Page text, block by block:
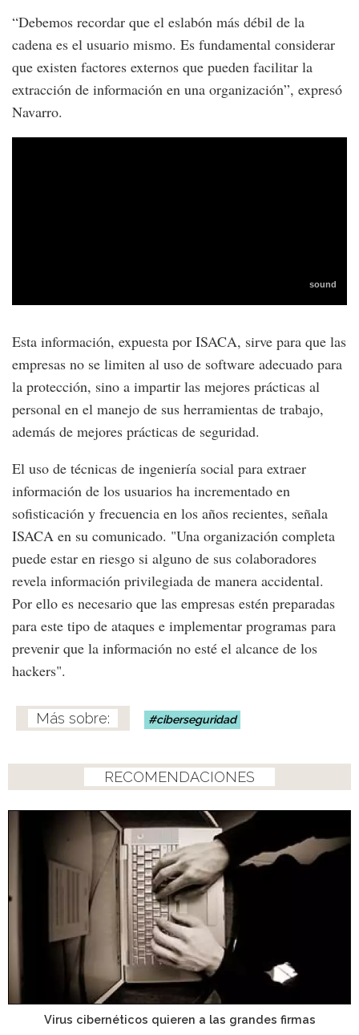
“Debemos recordar que el eslabón más débil de la
cadena es el usuario mismo. Es fundamental considerar
que existen factores externos que pueden facilitar la
extracción de información en una organización”, expresó
Navarro.
Esta información, expuesta por ISACA, sirve para que las
empresas no se limiten al uso de software adecuado para
la protección, sino a impartir las mejores prácticas al
personal en el manejo de sus herramientas de trabajo,
además de mejores prácticas de seguridad.
El uso de técnicas de ingeniería social para extraer
información de los usuarios ha incrementado en
sofisticación y frecuencia en los años recientes, señala
ISACA en su comunicado. "Una organización completa
puede estar en riesgo si alguno de sus colaboradores
revela información privilegiada de manera accidental.
Por ello es necesario que las empresas estén preparadas
para este tipo de ataques e implementar programas para
prevenir que la información no esté el alcance de los
hackers".
ciberseguridad
RECOMENDACIONES
Virus cibernéticos quieren a las grandes firmas